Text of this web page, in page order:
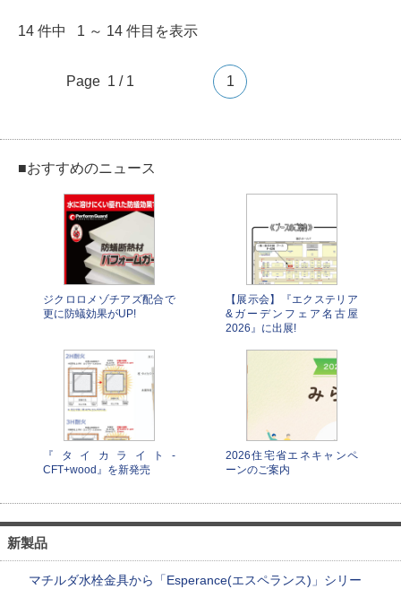
14 件中 1 ～ 14 件目を表示
Page 1 / 1 1
■おすすめのニュース
ジクロロメゾチアズ配合で
更に防蟻効果がUP!
【展示会】『エクステリア
&ガーデンフェア名古屋
2026』に出展!
『タイカライト-
CFT+wood』を新発売
2026住宅省エネキャンペ
ーンのご案内
新製品
マチルダ水栓金具から「Esperance(エスペランス)」シリー